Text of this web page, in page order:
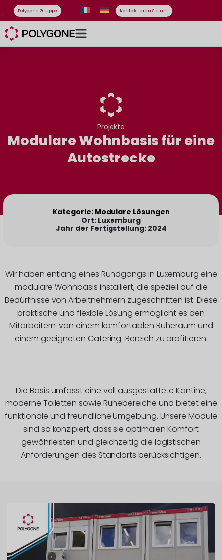
Polygone Gruppe Kontaktieren Sie uns
Projekte
Modulare Wohnbasis für eine
Autostrecke
Kategorie: Modulare Lösungen
Ort: Luxemburg
Jahr der Fertigstellung: 2024
Wir haben entlang eines Rundgangs in Luxemburg eine
modulare Wohnbasis installiert, die speziell auf die
Bedürfnisse von Arbeitnehmern zugeschnitten ist. Diese
praktische und flexible Lösung ermöglicht es den
Mitarbeitern, von einem komfortablen Ruheraum und
einem geeigneten Catering-Bereich zu profitieren.
Die Basis umfasst eine voll ausgestattete Kantine,
moderne Toiletten sowie Ruhebereiche und bietet eine
funktionale und freundliche Umgebung. Unsere Module
sind so konzipiert, dass sie optimalen Komfort
gewährleisten und gleichzeitig die logistischen
Anforderungen des Standorts berücksichtigen.